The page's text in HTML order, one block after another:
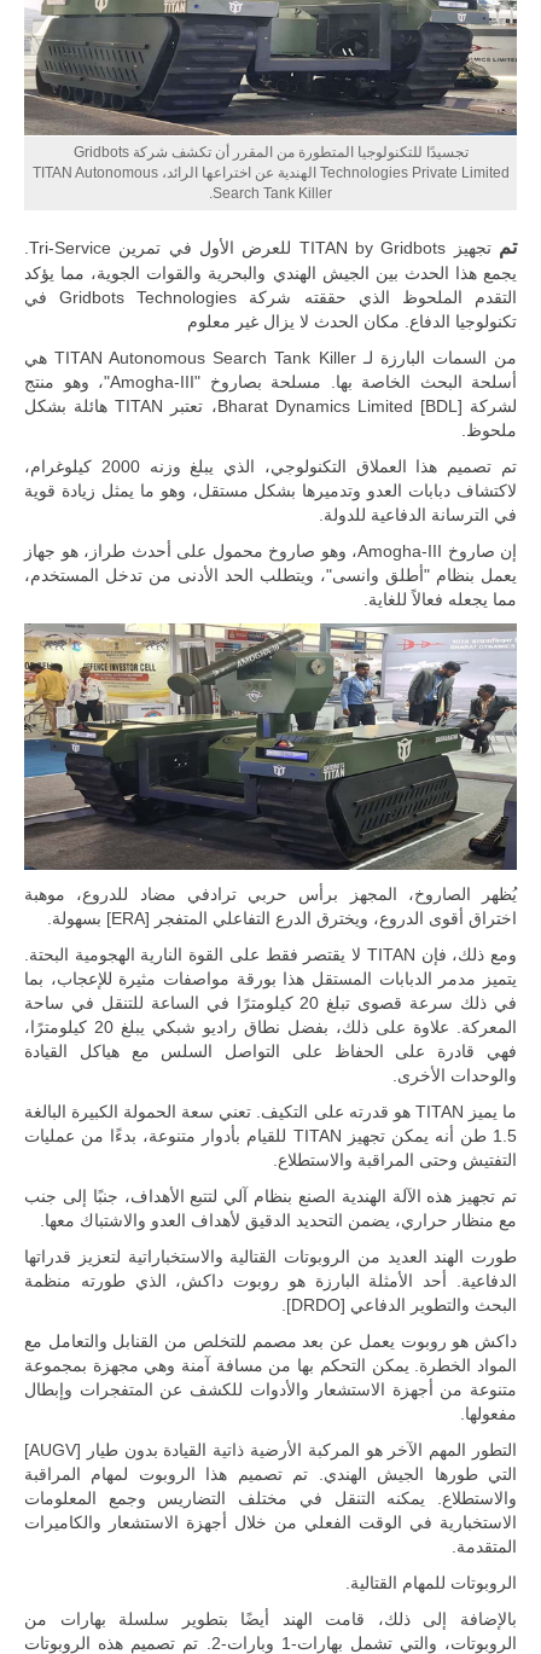
في خطوة
تُوصف بأنها
اختبار عملي
جديد لإمكانية
تقريب
المسافات بين
المؤسستين
العسكريتين في
شرق البلاد
وغربها، وسط
تقوده الولايات
المتحدة وشراكة
مباشرة مع
أطراف ليبية
منقسمة منذ…
للمزيد
تجسيدًا للتكنولوجيا المتطورة من المقرر أن تكشف شركة Gridbots
Technologies Private Limited الهندية عن اختراعها الرائد، TITAN Autonomous
Search Tank Killer.
تم
يجمع هذا الحدث بين الجيش الهندي والبحرية والقوات الجوية، مما يؤكد
التقدم الملحوظ الذي حققته شركة Gridbots Technologies في
تكنولوجيا الدفاع. مكان الحدث لا يزال غير معلوم
من السمات البارزة لـ TITAN Autonomous Search Tank Killer هي
أسلحة البحث الخاصة بها. مسلحة بصاروخ "Amogha-III"، وهو منتج
لشركة Bharat Dynamics Limited [BDL]، تعتبر TITAN هائلة بشكل
ملحوظ.
تم تصميم هذا العملاق التكنولوجي، الذي يبلغ وزنه 2000 كيلوغرام،
لاكتشاف دبابات العدو وتدميرها بشكل مستقل، وهو ما يمثل زيادة قوية
في الترسانة الدفاعية للدولة.
إن صاروخ Amogha-III، وهو صاروخ محمول على أحدث طراز، هو جهاز
يعمل بنظام "أطلق وانسى"، ويتطلب الحد الأدنى من تدخل المستخدم،
مما يجعله فعالاً للغاية.
يُظهر الصاروخ، المجهز برأس حربي ترادفي مضاد للدروع، موهبة
اختراق أقوى الدروع، ويخترق الدرع التفاعلي المتفجر [ERA] بسهولة.
ومع ذلك، فإن TITAN لا يقتصر فقط على القوة النارية الهجومية البحتة.
يتميز مدمر الدبابات المستقل هذا بورقة مواصفات مثيرة للإعجاب، بما
في ذلك سرعة قصوى تبلغ 20 كيلومترًا في الساعة للتنقل في ساحة
المعركة. علاوة على ذلك، بفضل نطاق راديو شبكي يبلغ 20 كيلومترًا،
فهي قادرة على الحفاظ على التواصل السلس مع هياكل القيادة
والوحدات الأخرى.
ما يميز TITAN هو قدرته على التكيف. تعني سعة الحمولة الكبيرة البالغة
1.5 طن أنه يمكن تجهيز TITAN للقيام بأدوار متنوعة، بدءًا من عمليات
التفتيش وحتى المراقبة والاستطلاع.
تم تجهيز هذه الآلة الهندية الصنع بنظام آلي لتتبع الأهداف، جنبًا إلى جنب
مع منظار حراري، يضمن التحديد الدقيق لأهداف العدو والاشتباك معها.
طورت الهند العديد من الروبوتات القتالية والاستخباراتية لتعزيز قدراتها
الدفاعية. أحد الأمثلة البارزة هو روبوت داكش، الذي طورته منظمة
البحث والتطوير الدفاعي [DRDO].
داكش هو روبوت يعمل عن بعد مصمم للتخلص من القنابل والتعامل مع
المواد الخطرة. يمكن التحكم بها من مسافة آمنة وهي مجهزة بمجموعة
متنوعة من أجهزة الاستشعار والأدوات للكشف عن المتفجرات وإبطال
مفعولها.
التطور المهم الآخر هو المركبة الأرضية ذاتية القيادة بدون طيار [AUGV]
التي طورها الجيش الهندي. تم تصميم هذا الروبوت لمهام المراقبة
والاستطلاع. يمكنه التنقل في مختلف التضاريس وجمع المعلومات
الاستخبارية في الوقت الفعلي من خلال أجهزة الاستشعار والكاميرات
المتقدمة.
الروبوتات للمهام القتالية.
بالإضافة إلى ذلك، قامت الهند أيضًا بتطوير سلسلة بهارات من
الروبوتات، والتي تشمل بهارات-1 وبارات-2. تم تصميم هذه الروبوتات